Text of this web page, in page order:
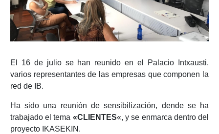
El 16 de julio se han reunido en el Palacio Intxausti,
varios representantes de las empresas que componen la
red de IB.
Ha sido una reunión de sensibilización, dende se ha
trabajado el tema «CLIENTES«, y se enmarca dentro del
proyecto IKASEKIN.